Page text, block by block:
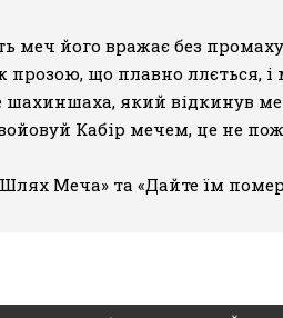
меч його вражає без
прозою, що плавно ллється,
шахиншаха, який відкинув
Кабір мечем, це не
Меча» та «Дайте їм